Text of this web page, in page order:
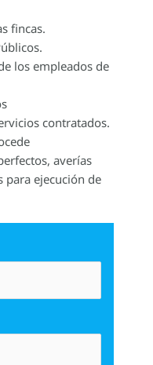
fincas.
los empleados de
contratados.
averías
para ejecución de